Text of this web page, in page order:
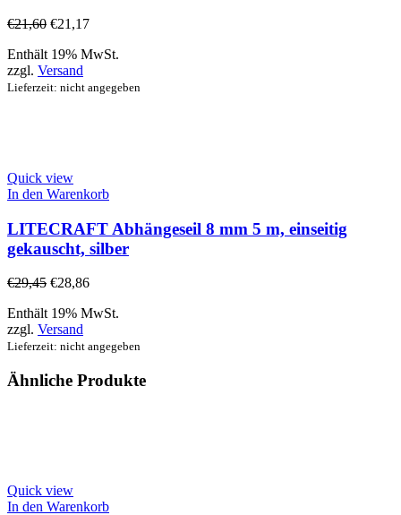
€21,60 €21,17
Enthält 19% MwSt.
zzgl. Versand
Lieferzeit: nicht angegeben
Quick view
In den Warenkorb
LITECRAFT Abhängeseil 8 mm 5 m, einseitig
gekauscht, silber
€29,45 €28,86
Enthält 19% MwSt.
zzgl. Versand
Lieferzeit: nicht angegeben
Ähnliche Produkte
Quick view
In den Warenkorb